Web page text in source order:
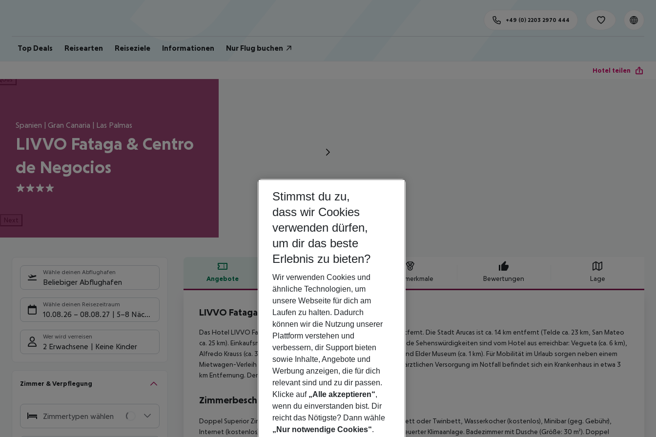
Top Deals Reisearten Reiseziele Informationen Nur Flug buchen
+49 (0) 2203 2970 444
Hotel teilen
Spanien | Gran Canaria | Las Palmas
LIVVO Fataga & Centro
de Negocios
4
Next
Wähle deinen Abflughafen
Beliebiger Abflughafen
Wähle deinen Reisezeitraum
10.08.26 – 08.08.27 5-8 Nächte
Wer wird verreisen
2 Erwachsene Keine Kinder
Zimmer & Verpflegung
Zimmertypen wählen
Angebote Hotelbeschreibung Hotelmerkmale Bewertungen Lage
Hotelbeschreibung
LIVVO Fataga & Centro de Negocios
4
Das Hotel LIVVO Fataga befindet sich ca. 800 m vom Sandstrand entfernt. Die Stadt Arucas ist ca. 14 km entfernt (Telde ca. 23 km, San Mateo
ca. 25 km). Einkaufsmöglichkeiten liegen ca. 100 m vom Hotel. Folgende Sehenswürdigkeiten sind vom Hotel aus erreichbar: Vegueta (ca. 6 km),
Alfredo Krauss (ca. 3 km), Triana (ca. 4 km), Botanic Garden (ca. 11 km) und Elder Museum (ca. 1 km). Für Mobilität im Urlaub sorgen neben einem
Mietwagen-Verleih auch eine Bushaltestelle (ca. 100 m entfernt). Zur ärztlichen Versorgung im Notfall befindet sich ein Krankenhaus in etwa 3
km Entfernung. Der Flughafen (LPA) ist ca. 25 km entfernt.
Zimmerbeschreibung
Doppel Superior Zimmer: Die Zimmer sind ausgestattet mit Doppelbett oder Twinbett, Wasserkocher (kostenlos), Minibar (geg. Gebühr),
Internet (kostenlos), Safe (kostenlos) und Sat-TV sowie zentral gesteuerter Klimaanlage. Badezimmer mit Dusche (Größe: 30 m²). Doppel
Stimmst du zu,
dass wir Cookies
verwenden dürfen,
um dir das beste
Erlebnis zu bieten?
Wir verwenden Cookies und
ähnliche Technologien, um
unsere Webseite für dich am
Laufen zu halten. Dadurch
können wir die Nutzung unserer
Plattform verstehen und
verbessern, dir Support bieten
sowie Inhalte, Angebote und
Werbung anzeigen, die für dich
relevant sind und zu dir passen.
Klicke auf „Alle akzeptieren“,
wenn du einverstanden bist. Dir
reicht das Nötigste? Dann wähle
„Nur notwendige Cookies“.